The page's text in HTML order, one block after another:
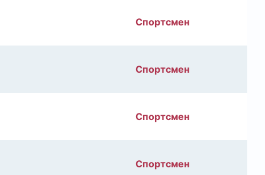
Спортсмен
Спортсмен
Спортсмен
Спортсмен